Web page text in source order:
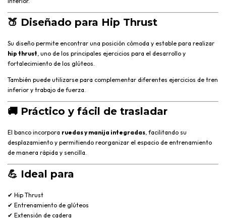
🍑 Diseñado para Hip Thrust
Su diseño permite encontrar una posición cómoda y estable para realizar
hip thrust, uno de los principales ejercicios para el desarrollo y
fortalecimiento de los glúteos.
También puede utilizarse para complementar diferentes ejercicios de tren
inferior y trabajo de fuerza.
🚚 Práctico y fácil de trasladar
El banco incorpora ruedas y manija integradas, facilitando su
desplazamiento y permitiendo reorganizar el espacio de entrenamiento
de manera rápida y sencilla.
💪 Ideal para
✔ Hip Thrust
✔ Entrenamiento de glúteos
✔ Extensión de cadera